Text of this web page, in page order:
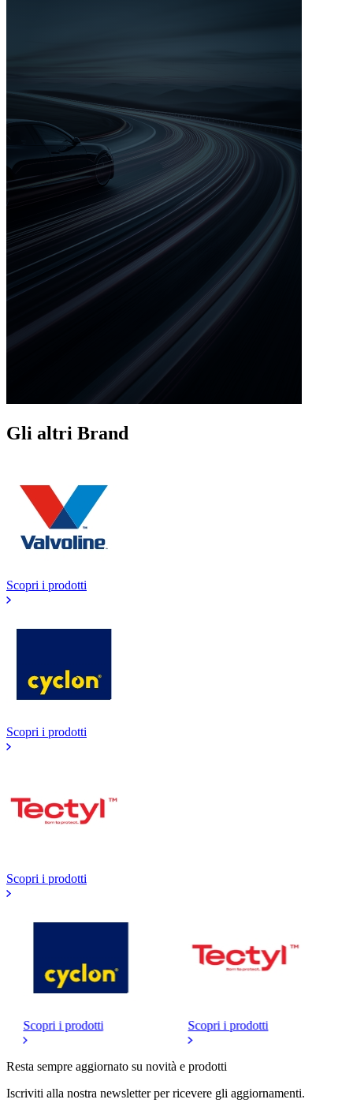
Gli altri Brand
Scopri i prodotti
Scopri i prodotti
Scopri i prodotti
Scopri i prodotti Scopri i prodotti
Resta sempre aggiornato su novità e prodotti
Iscriviti alla nostra newsletter per ricevere gli aggiornamenti.